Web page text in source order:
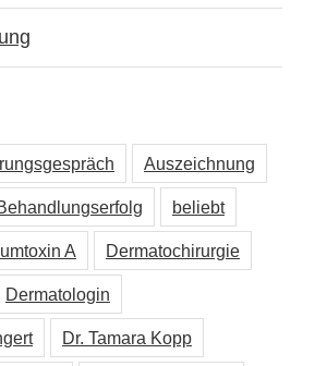
Auszeichnung
beliebt
A Dermatochirurgie
Dermatologin
Dr. Tamara Kopp